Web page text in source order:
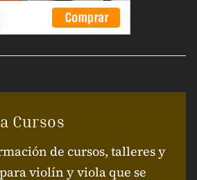
Cursos
de cursos, talleres y
violín y viola que se